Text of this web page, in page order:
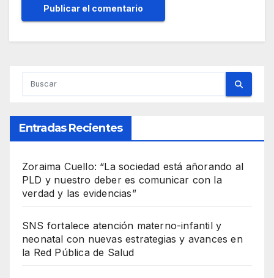
Entradas Recientes
Zoraima Cuello: “La sociedad está añorando al
PLD y nuestro deber es comunicar con la
verdad y las evidencias”
SNS fortalece atención materno-infantil y
neonatal con nuevas estrategias y avances en
la Red Pública de Salud